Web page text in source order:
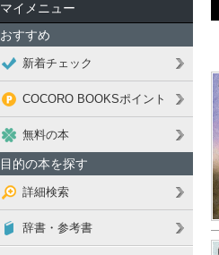
マイメニュー
おすすめ
新着チェック
COCORO BOOKSポイント
無料の本
目的の本を探す
詳細検索
辞書・参考書